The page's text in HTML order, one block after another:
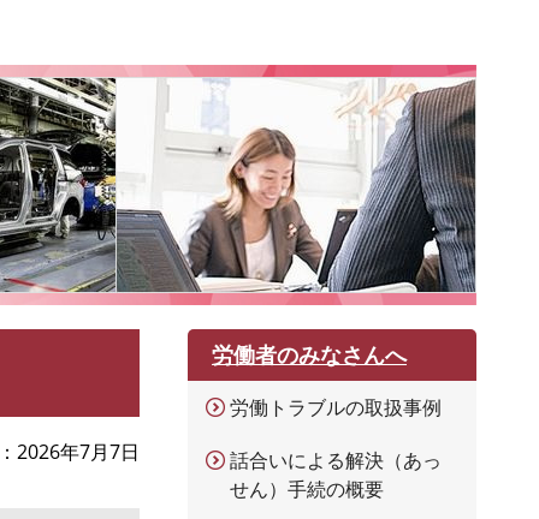
2026年7月7日
労働者のみなさんへ
労働トラブルの取扱事例
話合いによる解決（あっ
せん）手続の概要